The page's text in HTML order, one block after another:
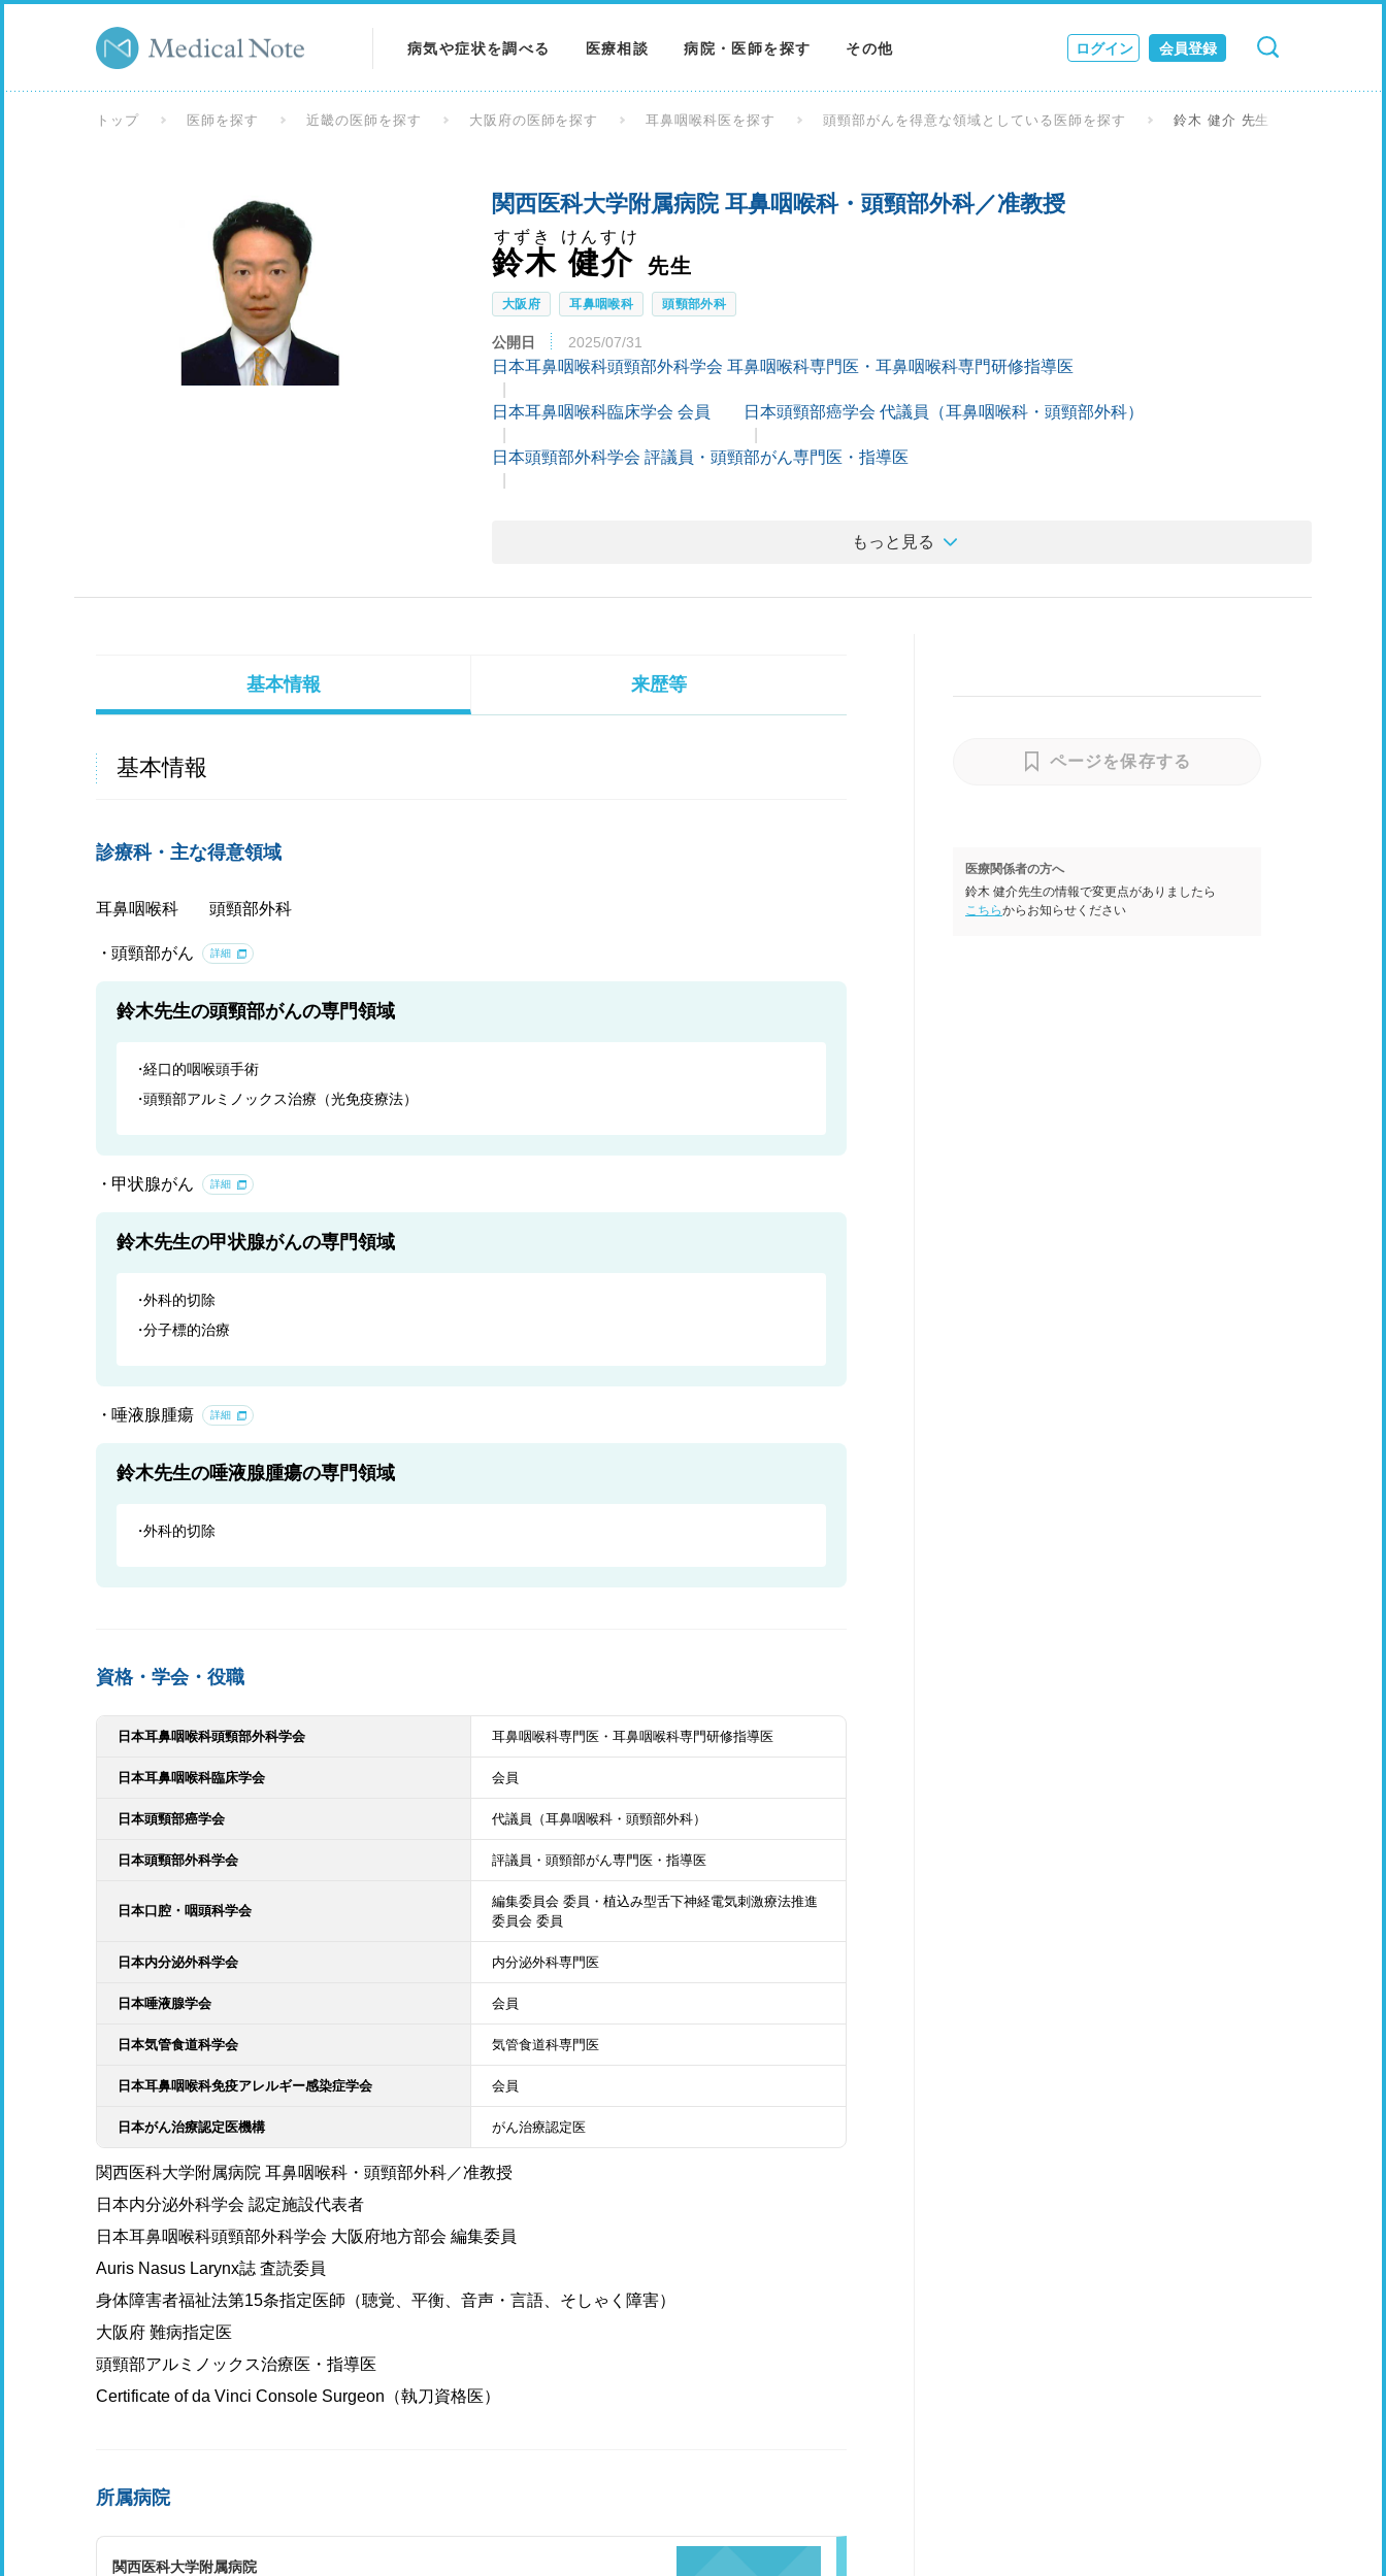
病気や症状を調べる
検査を調べる
医療相談 病院・医師を探す その他 ログイン 会員登録
検索 キャンセル
トップ 医師を探す 近畿の医師を探す 大阪府の医師を探す 耳鼻咽喉科医を探す 頭頸部がんを得意な領域としている医師を探す 鈴木 健介 先生
関西医科大学附属病院 耳鼻咽喉科・頭頸部外科／准教授
鈴木 健介
すずき けんすけ
先生
大阪府 耳鼻咽喉科 頭頸部外科
公開日 2025/07/31
日本耳鼻咽喉科頭頸部外科学会 耳鼻咽喉科専門医・耳鼻咽喉科専門研修指導医
日本耳鼻咽喉科臨床学会 会員 日本頭頸部癌学会 代議員（耳鼻咽喉科・頭頸部外科）
日本頭頸部外科学会 評議員・頭頸部がん専門医・指導医
もっと見る
基本情報 来歴等
基本情報
診療科・主な得意領域
耳鼻咽喉科 頭頸部外科
頭頸部がん 詳細
鈴木先生の頭頸部がんの専門領域
経口的咽喉頭手術
頭頸部アルミノックス治療（光免疫療法）
甲状腺がん 詳細
鈴木先生の甲状腺がんの専門領域
外科的切除
分子標的治療
唾液腺腫瘍 詳細
鈴木先生の唾液腺腫瘍の専門領域
外科的切除
資格・学会・役職
日本耳鼻咽喉科頭頸部外科学会 耳鼻咽喉科専門医・耳鼻咽喉科専門研修指導医
日本耳鼻咽喉科臨床学会 会員
日本頭頸部癌学会 代議員（耳鼻咽喉科・頭頸部外科）
日本頭頸部外科学会 評議員・頭頸部がん専門医・指導医
日本口腔・咽頭科学会
編集委員会 委員・植込み型舌下神経電気刺激療法推進
委員会 委員
日本内分泌外科学会 内分泌外科専門医
日本唾液腺学会 会員
日本気管食道科学会 気管食道科専門医
日本耳鼻咽喉科免疫アレルギー感染症学会 会員
日本がん治療認定医機構 がん治療認定医
関西医科大学附属病院 耳鼻咽喉科・頭頸部外科／准教授
日本内分泌外科学会 認定施設代表者
日本耳鼻咽喉科頭頸部外科学会 大阪府地方部会 編集委員
Auris Nasus Larynx誌 査読委員
身体障害者福祉法第15条指定医師（聴覚、平衡、音声・言語、そしゃく障害）
大阪府 難病指定医
頭頸部アルミノックス治療医・指導医
Certificate of da Vinci Console Surgeon（執刀資格医）
所属病院
関西医科大学附属病院
ページを保存する
医療関係者の方へ
鈴木 健介先生の情報で変更点がありましたら
こちらからお知らせください